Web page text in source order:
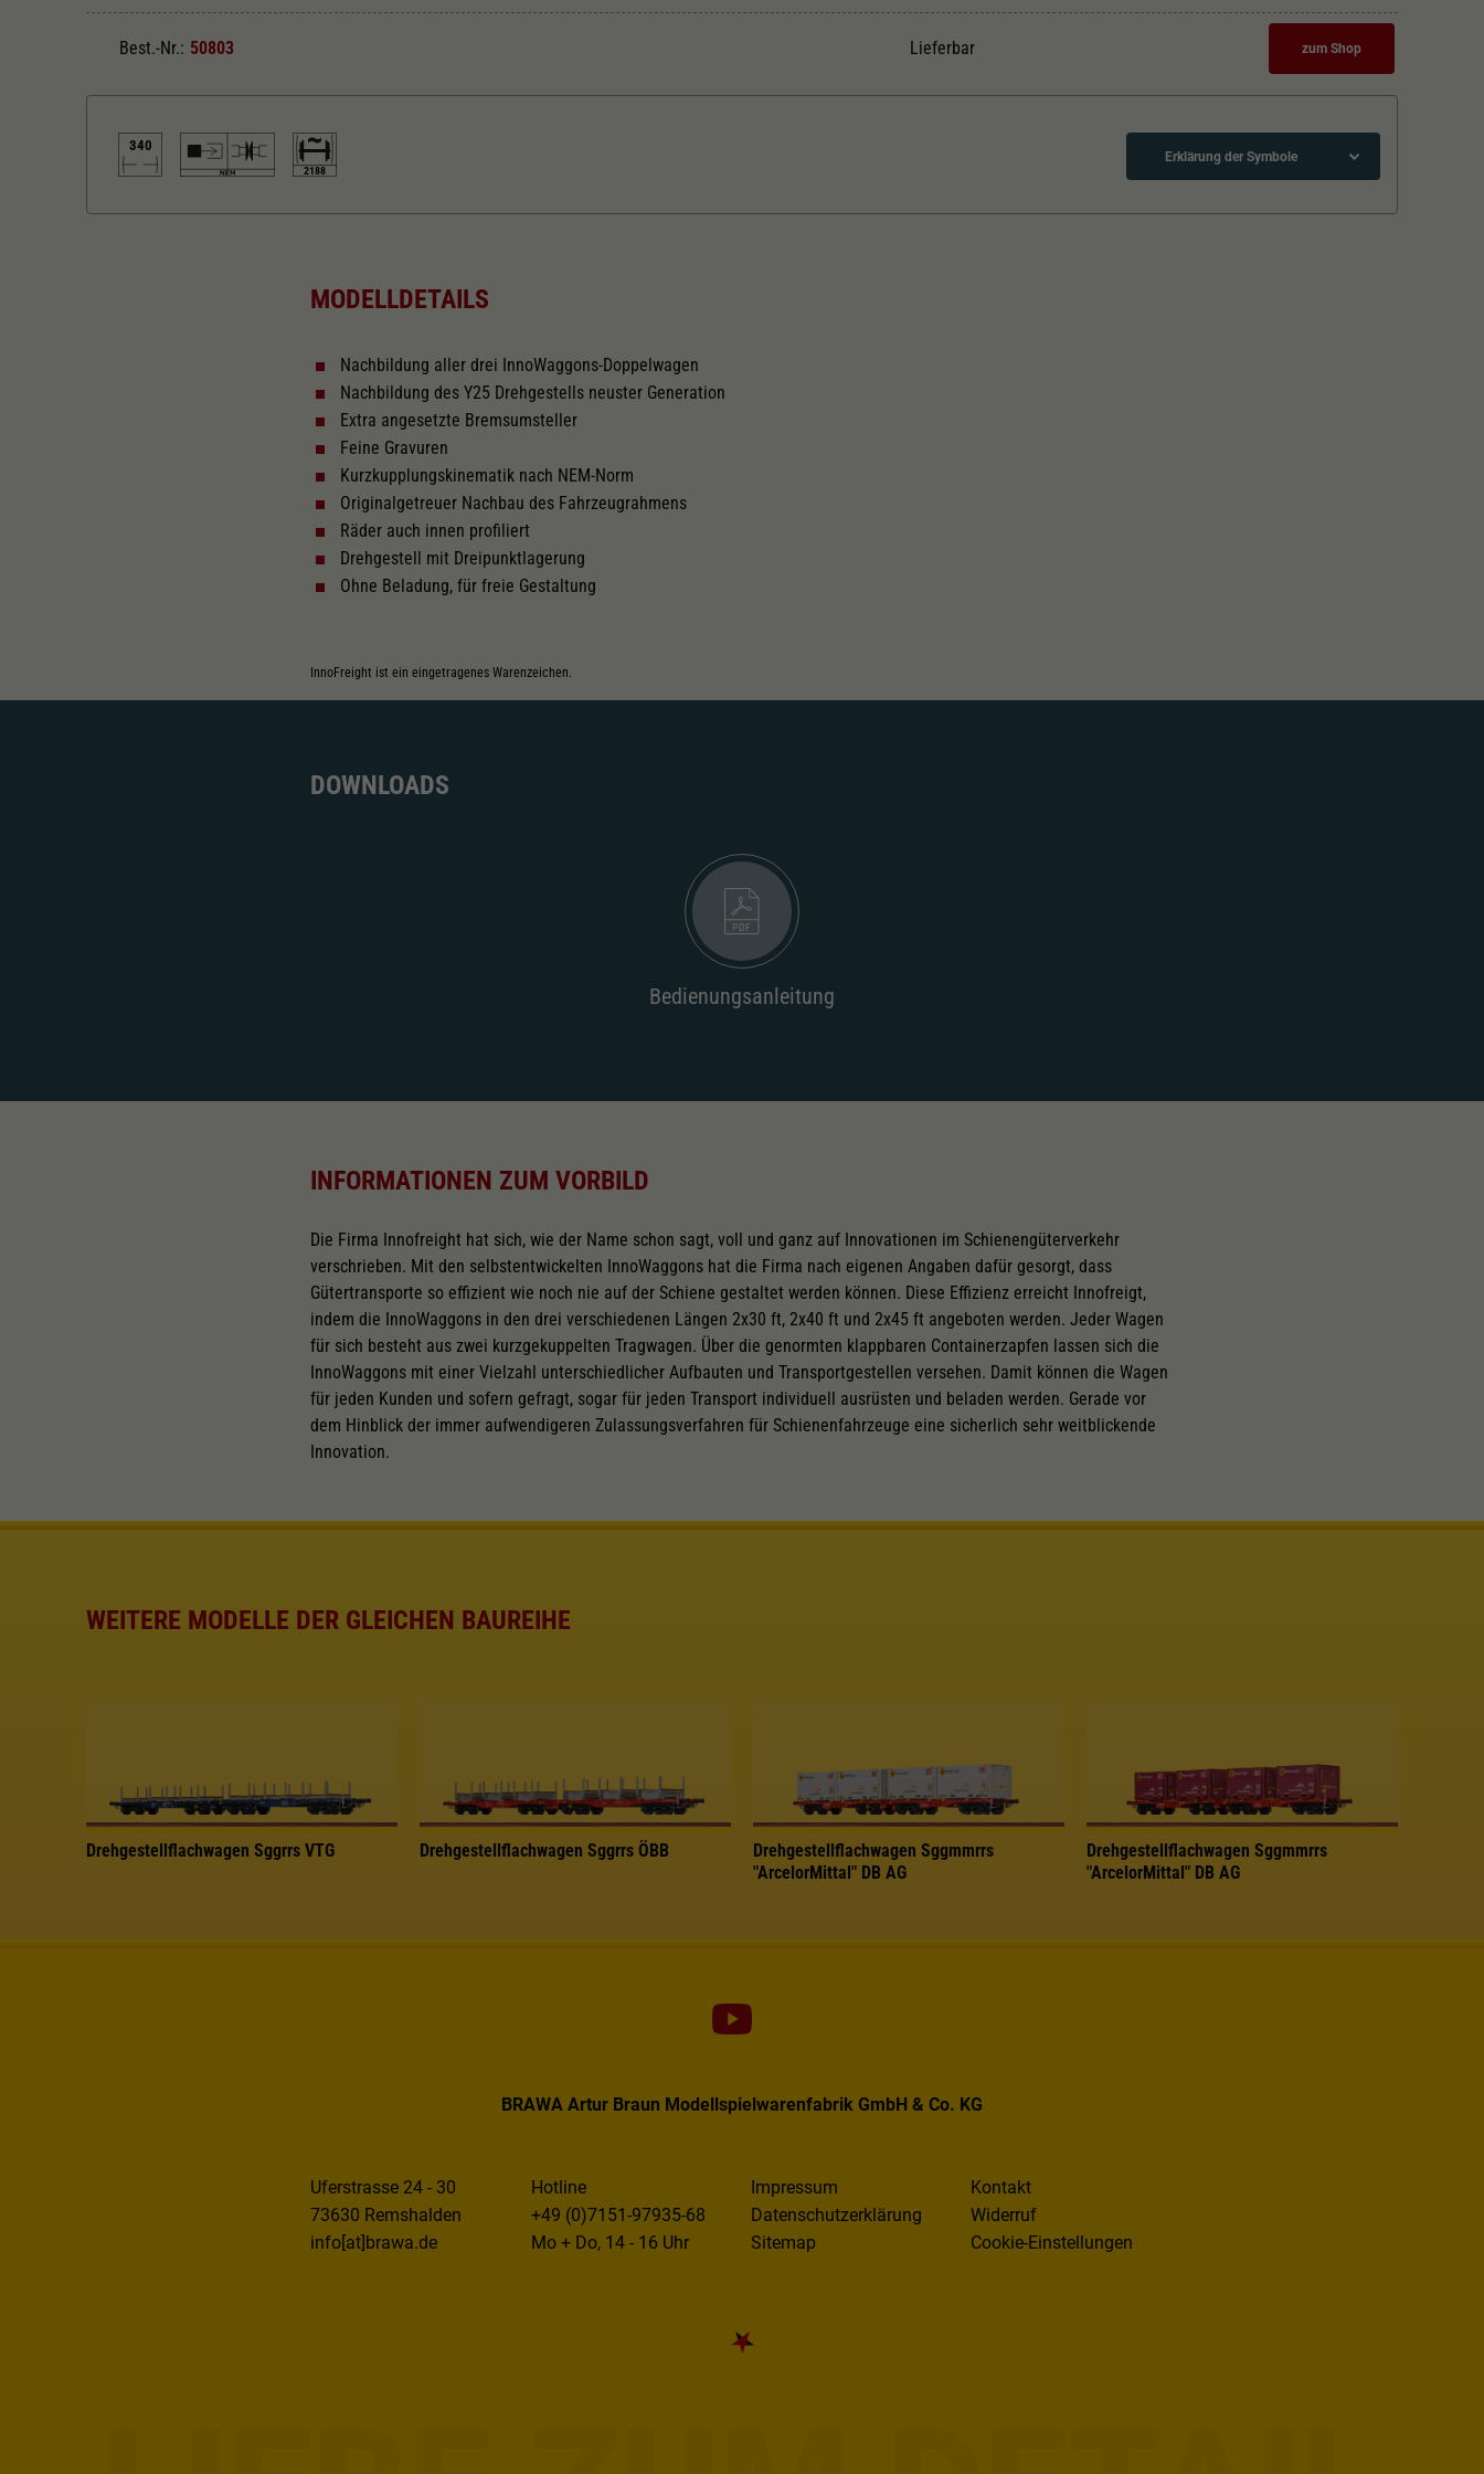
Best.-Nr.: 50803 Lieferbar zum Shop
340
2188
Erklärung der Symbole
MODELLDETAILS
Nachbildung aller drei InnoWaggons-Doppelwagen
Nachbildung des Y25 Drehgestells neuster Generation
Extra angesetzte Bremsumsteller
Feine Gravuren
Kurzkupplungskinematik nach NEM-Norm
Originalgetreuer Nachbau des Fahrzeugrahmens
Räder auch innen profiliert
Drehgestell mit Dreipunktlagerung
Ohne Beladung, für freie Gestaltung
InnoFreight ist ein eingetragenes Warenzeichen.
DOWNLOADS
Bedienungsanleitung
INFORMATIONEN ZUM VORBILD
Die Firma Innofreight hat sich, wie der Name schon sagt, voll und ganz auf Innovationen im Schienengüterverkehr
verschrieben. Mit den selbstentwickelten InnoWaggons hat die Firma nach eigenen Angaben dafür gesorgt, dass
Gütertransporte so effizient wie noch nie auf der Schiene gestaltet werden können. Diese Effizienz erreicht Innofreigt,
indem die InnoWaggons in den drei verschiedenen Längen 2x30 ft, 2x40 ft und 2x45 ft angeboten werden. Jeder Wagen
für sich besteht aus zwei kurzgekuppelten Tragwagen. Über die genormten klappbaren Containerzapfen lassen sich die
InnoWaggons mit einer Vielzahl unterschiedlicher Aufbauten und Transportgestellen versehen. Damit können die Wagen
für jeden Kunden und sofern gefragt, sogar für jeden Transport individuell ausrüsten und beladen werden. Gerade vor
dem Hinblick der immer aufwendigeren Zulassungsverfahren für Schienenfahrzeuge eine sicherlich sehr weitblickende
Innovation.
WEITERE MODELLE DER GLEICHEN BAUREIHE
Drehgestellflachwagen Sggrrs VTG Drehgestellflachwagen Sggrrs ÖBB
Drehgestellflachwagen Sggmmrrs
"ArcelorMittal" DB AG
Drehgestellflachwagen Sggmmrrs
"ArcelorMittal" DB AG
BRAWA Artur Braun Modellspielwarenfabrik GmbH & Co. KG
Uferstrasse 24 - 30
73630 Remshalden
info[at]brawa.de
Hotline
+49 (0)7151-97935-68
Mo + Do, 14 - 16 Uhr
Impressum
Datenschutzerklärung
Sitemap
Kontakt
Widerruf
Cookie-Einstellungen
Einstellungen, falls der Webseiten-Betreiber dies